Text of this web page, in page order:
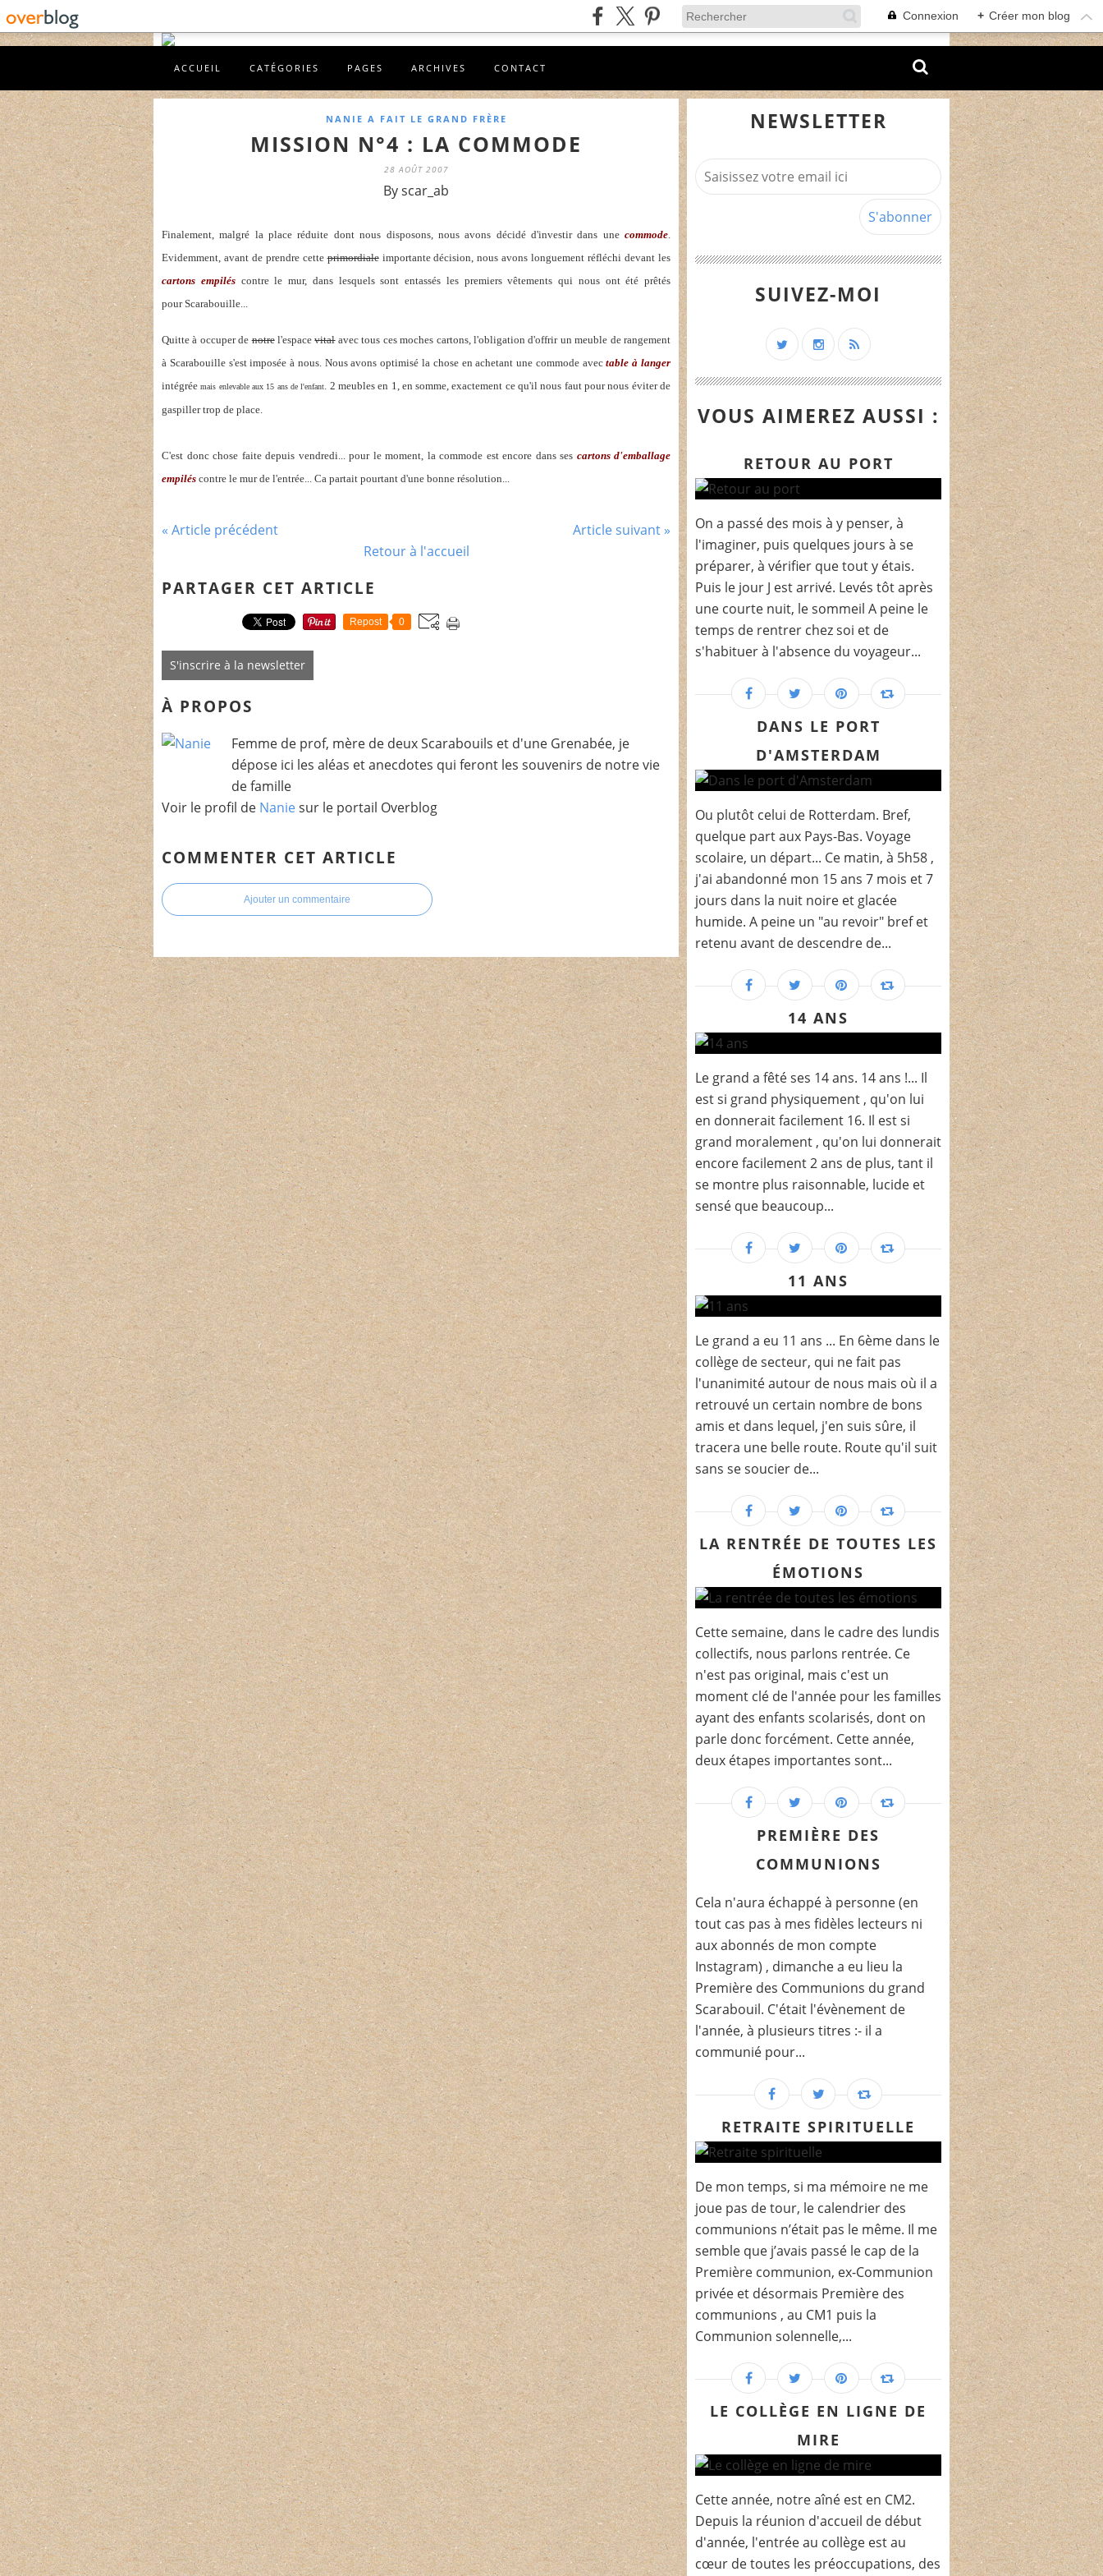
Connexion + Créer mon blog
ACCUEIL CATÉGORIES PAGES ARCHIVES CONTACT
NANIE A FAIT LE GRAND FRÈRE
MISSION N°4 : LA COMMODE
28 AOÛT 2007
By scar_ab
Finalement, malgré la place réduite dont nous disposons, nous avons décidé d'investir dans une commode.
Evidemment, avant de prendre cetteprimordialeimportante décision, nous avons longuement réfléchi devant les
cartons empiléscontre le mur, dans lesquels sont entassés les premiers vêtements qui nous ont été prêtés
pour Scarabouille...
Quitte à occuper denotrel'espacevitalavec tous ces moches cartons, l'obligation d'offrir un meuble de rangement
à Scarabouille s'est imposée à nous. Nous avons optimisé la chose en achetant une commode avectable à langer
intégréemais enlevable aux 15 ans de l'enfant. 2 meubles en 1, en somme, exactement ce qu'il nous faut pour nous éviter de
gaspiller trop de place.
C'est donc chose faite depuis vendredi... pour le moment, la commode est encore dans ses cartons d'emballage
empilés contre le mur de l'entrée... Ca partait pourtant d'une bonne résolution...
« Article précédent
Article suivant »
Retour à l'accueil
PARTAGER CET ARTICLE
Repost 0
S'inscrire à la newsletter
À PROPOS
Femme de prof, mère de deux Scarabouils et d'une Grenabée, je
dépose ici les aléas et anecdotes qui feront les souvenirs de notre vie
de famille
Voir le profil de Naniesur le portail Overblog
COMMENTER CET ARTICLE
Ajouter un commentaire
NEWSLETTER
SUIVEZ-MOI
VOUS AIMEREZ AUSSI :
RETOUR AU PORT
On a passé des mois à y penser, à
l'imaginer, puis quelques jours à se
préparer, à vérifier que tout y étais.
Puis le jour J est arrivé. Levés tôt après
une courte nuit, le sommeil A peine le
temps de rentrer chez soi et de
s'habituer à l'absence du voyageur...
DANS LE PORT
D'AMSTERDAM
Ou plutôt celui de Rotterdam. Bref,
quelque part aux Pays-Bas. Voyage
scolaire, un départ... Ce matin, à 5h58 ,
j'ai abandonné mon 15 ans 7 mois et 7
jours dans la nuit noire et glacée
humide. A peine un "au revoir" bref et
retenu avant de descendre de...
14 ANS
Le grand a fêté ses 14 ans. 14 ans !... Il
est si grand physiquement , qu'on lui
en donnerait facilement 16. Il est si
grand moralement , qu'on lui donnerait
encore facilement 2 ans de plus, tant il
se montre plus raisonnable, lucide et
sensé que beaucoup...
11 ANS
Le grand a eu 11 ans ... En 6ème dans le
collège de secteur, qui ne fait pas
l'unanimité autour de nous mais où il a
retrouvé un certain nombre de bons
amis et dans lequel, j'en suis sûre, il
tracera une belle route. Route qu'il suit
sans se soucier de...
LA RENTRÉE DE TOUTES LES
ÉMOTIONS
Cette semaine, dans le cadre des lundis
collectifs, nous parlons rentrée. Ce
n'est pas original, mais c'est un
moment clé de l'année pour les familles
ayant des enfants scolarisés, dont on
parle donc forcément. Cette année,
deux étapes importantes sont...
PREMIÈRE DES
COMMUNIONS
Cela n'aura échappé à personne (en
tout cas pas à mes fidèles lecteurs ni
aux abonnés de mon compte
Instagram) , dimanche a eu lieu la
Première des Communions du grand
Scarabouil. C'était l'évènement de
l'année, à plusieurs titres :- il a
communié pour...
RETRAITE SPIRITUELLE
De mon temps, si ma mémoire ne me
joue pas de tour, le calendrier des
communions n’était pas le même. Il me
semble que j’avais passé le cap de la
Première communion, ex-Communion
privée et désormais Première des
communions , au CM1 puis la
Communion solennelle,...
LE COLLÈGE EN LIGNE DE
MIRE
Cette année, notre aîné est en CM2.
Depuis la réunion d'accueil de début
d'année, l'entrée au collège est au
cœur de toutes les préoccupations, des